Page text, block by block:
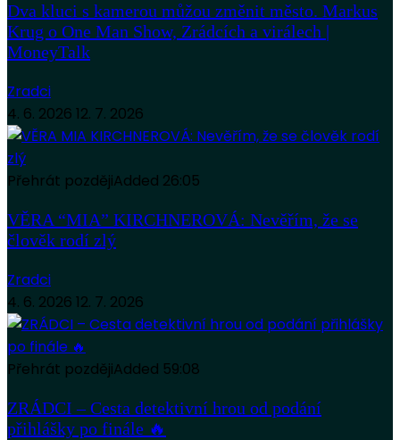
Dva kluci s kamerou můžou změnit město. Markus
Krug o One Man Show, Zrádcích a virálech |
MoneyTalk
Zradci
4. 6. 2026 12. 7. 2026
Přehrát pozdějiAdded 26:05
VĚRA “MIA” KIRCHNEROVÁ: Nevěřím, že se
člověk rodí zlý
Zradci
4. 6. 2026 12. 7. 2026
Přehrát pozdějiAdded 59:08
ZRÁDCI – Cesta detektivní hrou od podání
přihlášky po finále 🔥